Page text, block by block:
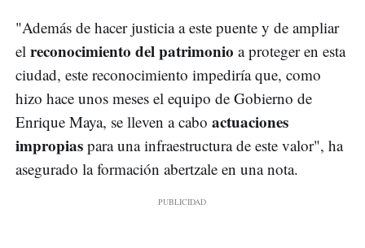
"Además de hacer justicia a este puente y de ampliar
el reconocimiento del patrimonio a proteger en esta
ciudad, este reconocimiento impediría que, como
hizo hace unos meses el equipo de Gobierno de
Enrique Maya, se lleven a cabo actuaciones
impropias para una infraestructura de este valor", ha
asegurado la formación abertzale en una nota.